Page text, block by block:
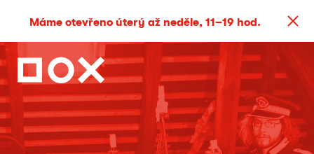
Máme otevřeno úterý až neděle, 11–19 hod.